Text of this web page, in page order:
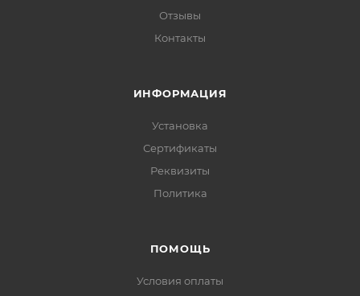
Отзывы
Контакты
ИНФОРМАЦИЯ
Установка
Сертификаты
Реквизиты
Политика
ПОМОЩЬ
Условия оплаты